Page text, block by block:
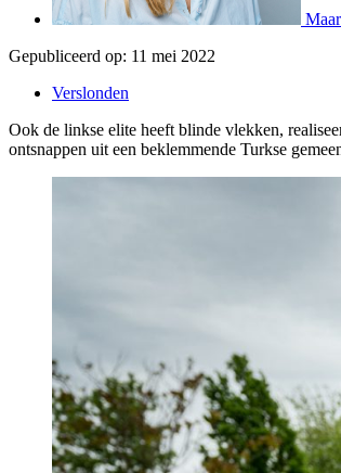
Gepubliceerd op: 11 mei 2022
Verslonden
Ook de linkse elite heeft blinde vlekken,
ontsnappen uit een beklemmende Turkse